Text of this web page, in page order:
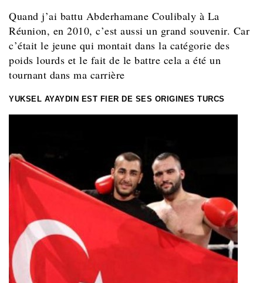
Quand j’ai battu Abderhamane Coulibaly à La
Réunion, en 2010, c’est aussi un grand souvenir. Car
c’était le jeune qui montait dans la catégorie des
poids lourds et le fait de le battre cela a été un
tournant dans ma carrière
YUKSEL AYAYDIN EST FIER DE SES ORIGINES TURCS